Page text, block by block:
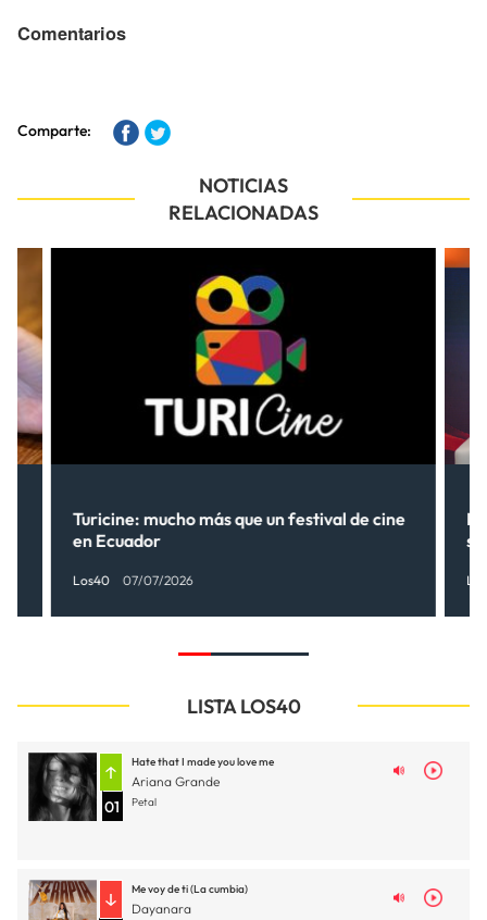
Comentarios
Comparte:
NOTICIAS
RELACIONADAS
Turicine: mucho más que un festival de cine
en Ecuador
Los40 07/07/2026
LISTA LOS40
01
Hate that I made you love me
Ariana Grande
Petal
Me voy de ti (La cumbia)
Dayanara